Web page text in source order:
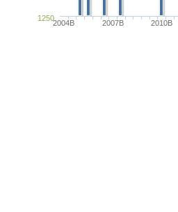
2004B 2007B 2010B
1250